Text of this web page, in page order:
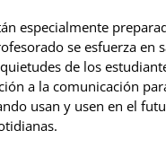
especialmente
se esfuerza en
de los
a la comunicación
usan y usen en el